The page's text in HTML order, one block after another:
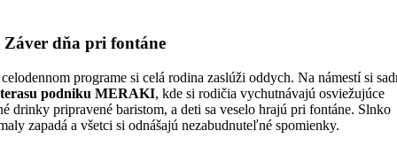
Záver dňa pri fontáne
programe si celá rodina zaslúži oddych. Na námestí si
terasu podniku MERAKI, kde si rodičia vychutnávajú osviežujúce
drinky pripravené baristom, a deti sa veselo hrajú pri fontáne. Slnko
zapadá a všetci si odnášajú nezabudnuteľné spomienky.